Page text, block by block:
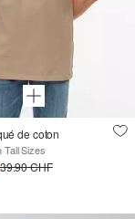
de coton
Tall Sizes
39.90 CHF